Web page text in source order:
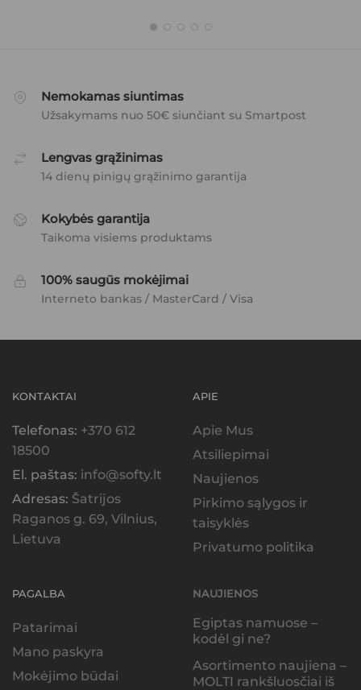
Nemokamas siuntimas
Užsakymams nuo 50€ siunčiant su Smartpost
Lengvas grąžinimas
14 dienų pinigų grąžinimo garantija
Kokybės garantija
Taikoma visiems produktams
100% saugūs mokėjimai
Interneto bankas / MasterCard / Visa
KONTAKTAI
Telefonas: +370 612
18500
El. paštas: info@softy.lt
Adresas: Šatrijos
Raganos g. 69, Vilnius,
Lietuva
APIE
Apie Mus
Atsiliepimai
Naujienos
Pirkimo sąlygos ir
taisyklės
Privatumo politika
PAGALBA
Patarimai
Mano paskyra
Mokėjimo būdai
NAUJIENOS
Egiptas namuose –
kodėl gi ne?
Asortimento naujiena –
MOLTI rankšluosčiai iš